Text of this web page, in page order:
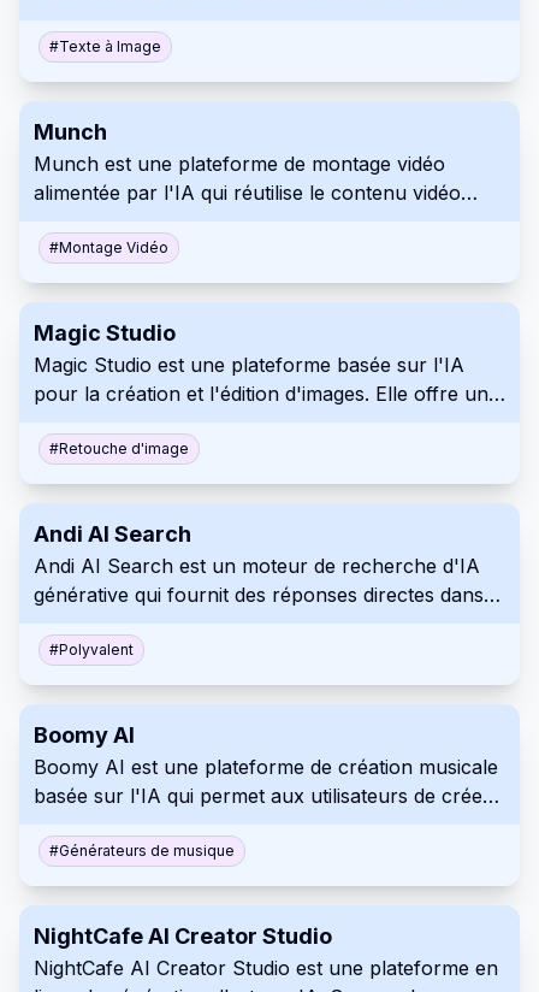
interface conviviale, il est idéal pour les créateurs
de contenu, les éducateurs et tous ceux qui
#Texte à Image
Munch
Munch est une plateforme de montage vidéo
alimentée par l'IA qui réutilise le contenu vidéo
automatise le processus de création de courtes
vidéos optimisées, ce qui permet de gagner du
canaux de médias sociaux. Munch propose
différents plans de tarification et d'abonnement
pour répondre aux différents besoins et cas
#Montage Vidéo
Magic Studio
Magic Studio est une plateforme basée sur l'IA
pour la création et l'édition d'images. Elle offre une
fonctionnalités d'IA pour diverses tâches liées à
l'image. Rationalisez votre flux de travail de
que l'édition IA, la transformation d'arrière-plan et
la génération de texte à image.
#Retouche d'image
Andi AI Search
Andi AI Search est un moteur de recherche d'IA
générative qui fournit des réponses directes dans
informations provenant de plusieurs sources,
offrant une alternative privée et sans publicité à la
#Polyvalent
Boomy AI
Boomy AI est une plateforme de création musicale
basée sur l'IA qui permet aux utilisateurs de créer
secondes. Les utilisateurs peuvent personnaliser
leurs créations et les distribuer aux principaux
sur chaque lecture.
#Générateurs de musique
NightCafe AI Creator Studio
NightCafe AI Creator Studio est une plateforme en